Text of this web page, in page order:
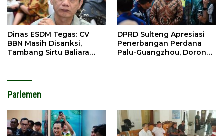
Dinas ESDM Tegas: CV
BBN Masih Disanksi,
Tambang Sirtu Baliara
DPRD Sulteng Apresiasi
Penerbangan Perdana
Palu-Guangzhou, Dorong
Parlemen